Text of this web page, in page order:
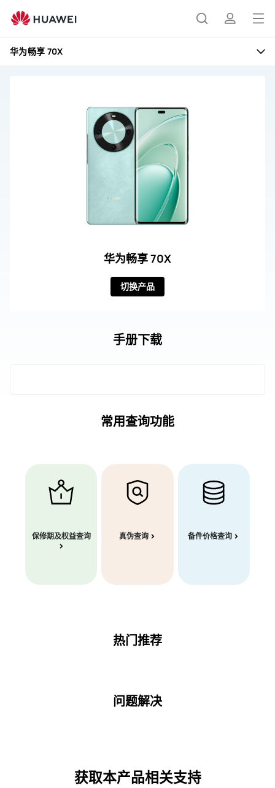
打
开
华为畅享 70X
华为畅享 70X
切换产品
手册下载
常用查询功能
保修期及权益查询 真伪查询 备件价格查询
热门推荐
问题解决
获取本产品相关支持